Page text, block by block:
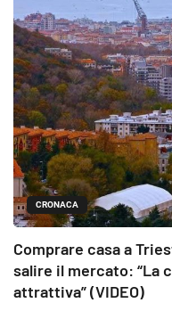
CRONACA
Comprare casa a
salire il mercato: “La
attrattiva” (VIDEO)